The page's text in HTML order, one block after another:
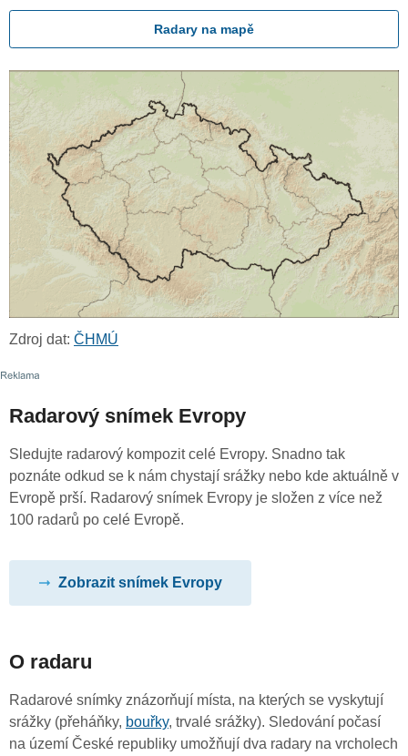
Radary na mapě
Zdroj dat: ČHMÚ
Radarový snímek Evropy
Sledujte radarový kompozit celé Evropy. Snadno tak
poznáte odkud se k nám chystají srážky nebo kde aktuálně v
Evropě prší. Radarový snímek Evropy je složen z více než
100 radarů po celé Evropě.
Zobrazit snímek Evropy
O radaru
Radarové snímky znázorňují místa, na kterých se vyskytují
srážky (přeháňky, bouřky, trvalé srážky). Sledování počasí
na území České republiky umožňují dva radary na vrcholech